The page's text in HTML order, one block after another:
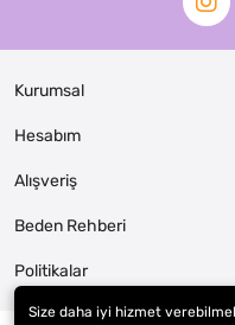
Kurumsal
Hesabım
Alışveriş
Beden Rehberi
Politikalar
Size daha iyi hizmet